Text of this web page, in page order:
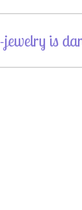
is